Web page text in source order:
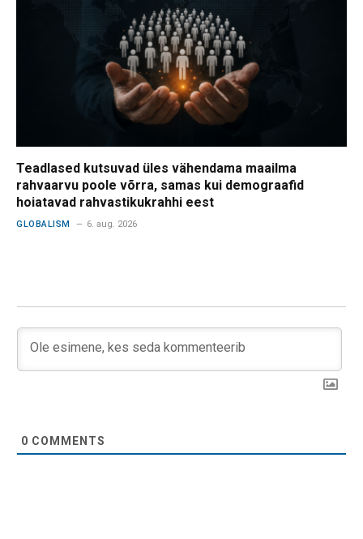
Teadlased kutsuvad üles vähendama maailma
rahvaarvu poole võrra, samas kui demograafid
hoiatavad rahvastikukrahhi eest
GLOBALISM 6. aug. 2026
0 COMMENTS